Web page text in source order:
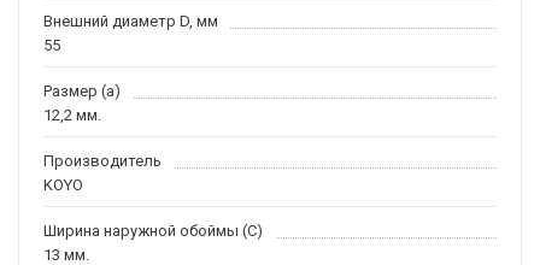
Внешний диаметр D, мм
55
Размер (a)
12,2 мм.
Производитель
KOYO
Ширина наружной обоймы (C)
13 мм.